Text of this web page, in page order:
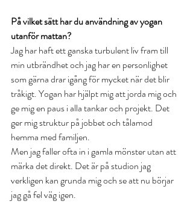
På vilket sätt har du användning av yogan
utanför mattan?
Jag har haft ett ganska turbulent liv fram till
min utbrändhet och jag har en personlighet
som gärna drar igång för mycket när det blir
tråkigt. Yogan har hjälpt mig att jorda mig och
ge mig en paus i alla tankar och projekt. Det
ger mig struktur på jobbet och tålamod
hemma med familjen.
Men jag faller ofta in i gamla mönster utan att
märka det direkt. Det är på studion jag
verkligen kan grunda mig och se att nu börjar
jag gå fel väg igen.